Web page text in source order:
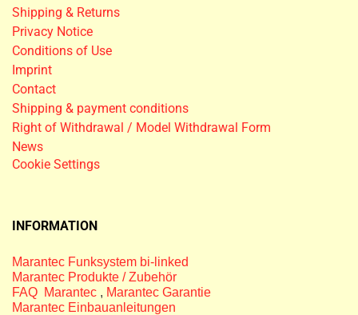
Shipping & Returns
Privacy Notice
Conditions of Use
Imprint
Contact
Shipping & payment conditions
Right of Withdrawal / Model Withdrawal Form
News
Cookie Settings
INFORMATION
Marantec Funksystem bi-linked
Marantec Produkte / Zubehör
FAQ Marantec , Marantec Garantie
Marantec Einbauanleitungen